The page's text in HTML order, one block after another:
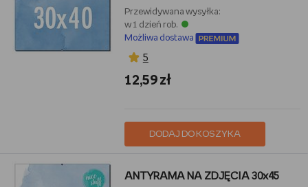
Przewidywana wysyłka:
w 1 dzień rob.
Możliwa dostawa
5
12,59 zł
DODAJ DO KOSZYKA
ANTYRAMA NA ZDJĘCIA 30x45